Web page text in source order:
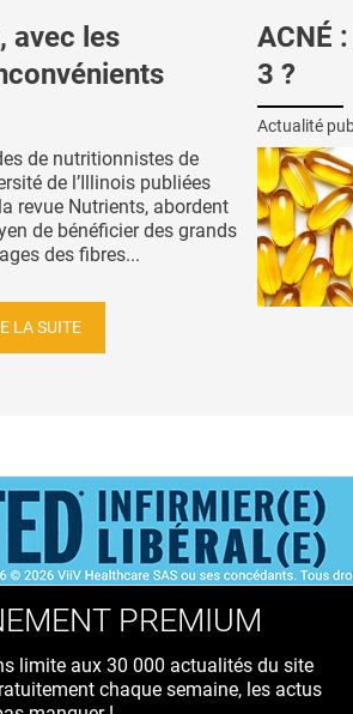
avec les
de nutritionnistes de
de l’Illinois publiées
revue Nutrients, abordent
de bénéficier des grands
des fibres...
LA SUITE
ACNÉ
3 ?
Actualité
ACCUEIL NEWSLETTER QUI
PREMIUM
limite aux 30 000 actualités du site
chaque semaine, les actus